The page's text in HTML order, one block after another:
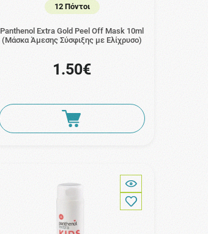
12 Πόντοι
Panthenol Extra Gold Peel Off Mask 10ml
(Μάσκα Άμεσης Σύσφιξης με Ελίχρυσο)
1.50€